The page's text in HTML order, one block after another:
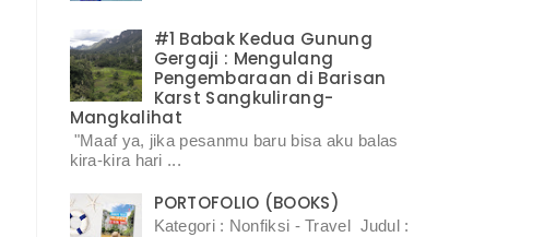
#1 Babak Kedua Gunung
Gergaji : Mengulang
Pengembaraan di Barisan
Karst Sangkulirang-
Mangkalihat
"Maaf ya, jika pesanmu baru bisa aku balas
kira-kira hari ...
PORTOFOLIO (BOOKS)
Kategori : Nonfiksi - Travel Judul :